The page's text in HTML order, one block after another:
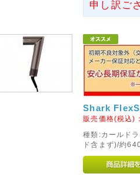
で、ご安心くださいませ。
2012年11月05日
◇配達日のご希望指定期間
本日、朝11時以降のご注文よ
たのでご注意ください。
「代金引換」でのご注文の場合
「銀行振り込み」のご注文の
※「代金引換」で7日間(【超大
できなくなりましたので、そ
申し訳ご
Shark
販売価格(税込)
種類:カールド
ド含まず)/約